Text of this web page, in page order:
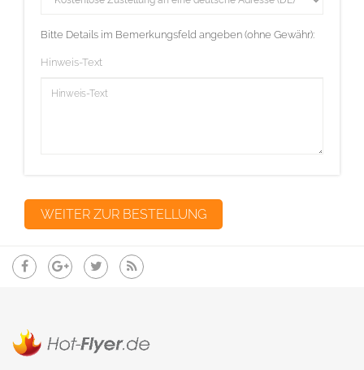
Bitte Details im Bemerkungsfeld angeben (ohne Gewähr):
Hinweis-Text